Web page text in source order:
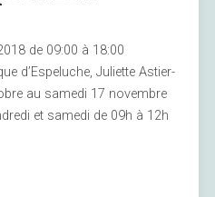
de 09:00 à 18:00
d’Espeluche, Juliette Astier-
au samedi 17 novembre
et samedi de 09h à 12h